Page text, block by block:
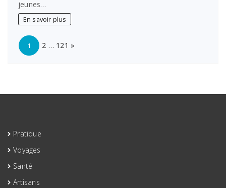
jeunes…
En savoir plus
Page:
1 2 … 121 »
Pratique
Voyages
Santé
Artisans